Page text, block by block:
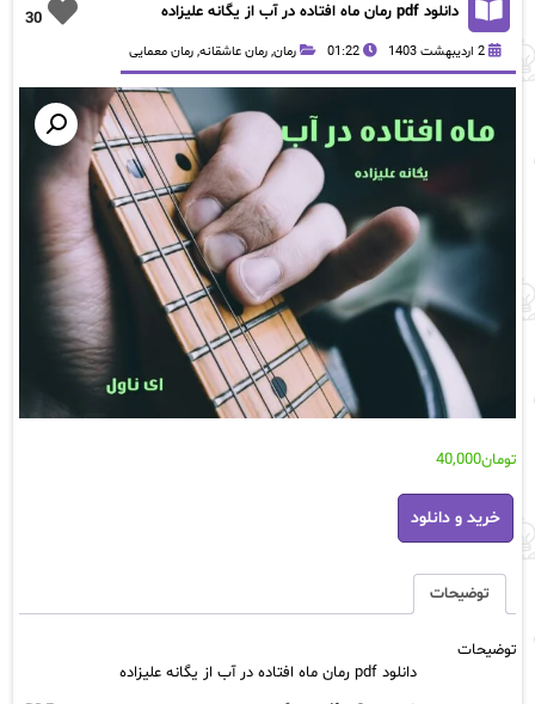
30 دانلود pdf رمان ماه افتاده در آب از یگانه علیزاده
2 اردیبهشت 1403 01:22 رمان, رمان عاشقانه, رمان معمایی
تومان40,000
دانلود
pdf
رمان
افتاده
در
از
خرید و دانلود
توضیحات
توضیحات
دانلود pdf رمان ماه افتاده در آب از یگانه علیزاده